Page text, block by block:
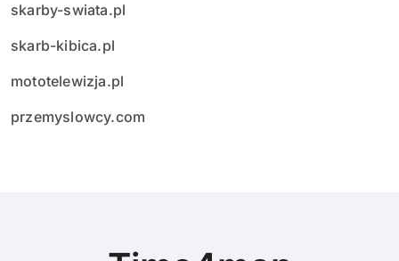
skarby-swiata.pl
skarb-kibica.pl
mototelewizja.pl
przemyslowcy.com